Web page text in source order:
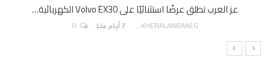
عز العرب تطلق عرضًا استثنائيًا على Volvo EX30 الكهربائية…
AKHERALANBAAEG 7 أيام منذ